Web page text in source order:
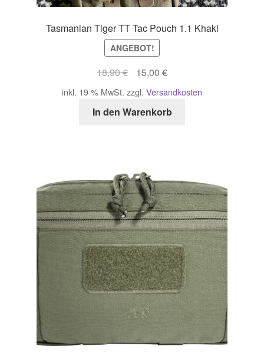
Tasmanian Tiger TT Tac Pouch 1.1 Khaki
ANGEBOT!
18,90€
Ursprünglicher
Preis
war:
18,90 €
15,00 €Aktueller
Preis
15,00 €.
inkl. 19 % MwSt. zzgl. Versandkosten
In den Warenkorb